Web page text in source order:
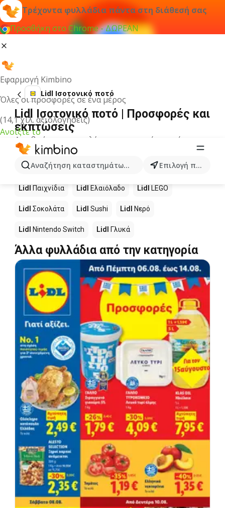
Τρέχοντα φυλλάδια πάντα στη διάθεσή σας
Προσθήκη στο Chrome - ΔΩΡΕΑΝ
Εφαρμογή Kimbino
Όλες οι προσφορές σε ένα μέρος
(14,1 χιλ. αξιολογήσεις)
Ανοίξτε το
Αναζήτηση καταστημάτων, κατηγοριών, προϊόντων...
Επιλογή πόλης
Lidl Ισοτονικό ποτό
Lidl Ισοτονικό ποτό | Προσφορές και
εκπτώσεις
Δεν βρήκαμε αποτελέσματα για αυτόν τον όρο.
Άλλα προϊόντα στα καταστήματα
Lidl
Lidl Παιχνίδια Lidl Ελαιόλαδο Lidl LEGO
Lidl Σοκολάτα Lidl Sushi Lidl Νερό
Lidl Nintendo Switch Lidl Γλυκά
Άλλα φυλλάδια από την κατηγορία